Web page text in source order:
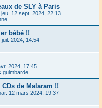
de SLY à Paris
jeu. 12 sept. 2024, 22:13
bébé !!
juil. 2024, 14:54
2024, 17:45
guimbarde
de Malaram !!
12 mars 2024, 19:37